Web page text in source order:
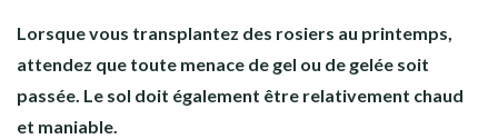
Lorsque vous transplantez des rosiers au printemps,
attendez que toute menace de gel ou de gelée soit
passée. Le sol doit également être relativement chaud
et maniable.